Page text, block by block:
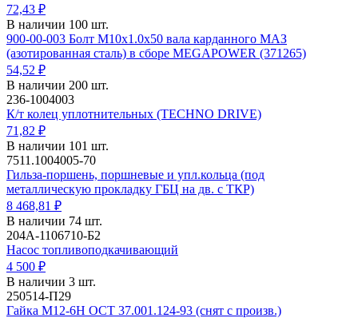
72,43 ₽
В наличии 100 шт.
900-00-003 Болт М10х1.0х50 вала карданного МАЗ
(азотированная сталь) в сборе MEGAPOWER (371265)
54,52 ₽
В наличии 200 шт.
236-1004003
К/т колец уплотнительных (TECHNO DRIVE)
71,82 ₽
В наличии 101 шт.
7511.1004005-70
Гильза-поршень, поршневые и упл.кольца (под
металлическую прокладку ГБЦ на дв. с ТКР)
8 468,81 ₽
В наличии 74 шт.
204А-1106710-Б2
Насос топливоподкачивающий
4 500 ₽
В наличии 3 шт.
250514-П29
Гайка М12-6Н ОСТ 37.001.124-93 (снят с произв.)